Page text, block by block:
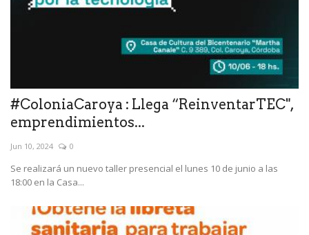
#ColoniaCaroya : Llega “ReinventarTEC",
emprendimientos...
Jun 10, 2024 0
Se realizará un nuevo taller presencial el lunes 10 de junio a las
18:00 en la Casa...